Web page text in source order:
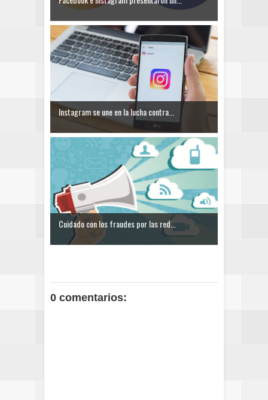
Instagram se une en la lucha contra...
Cuidado con los fraudes por las red...
0 comentarios: